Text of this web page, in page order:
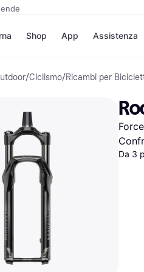
Opzioni di
Paga dopo 30 giorni
Finanziamento
Shop
Negozi
Unieuro
Media
eBay
Zalando
App Assistenza
/Ciclismo/Ricambi per
Da 3